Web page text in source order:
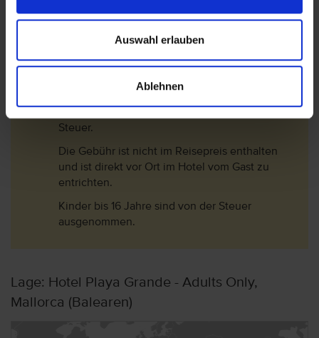
Auswahl erlauben
Ablehnen
4,5* -5,5* Hotel= 4 EUR/Nacht
In der Nebensaison (01.November - 30.April)
Steuer.
Die Gebühr ist nicht im Reisepreis enthalten
und ist direkt vor Ort im Hotel vom Gast zu
entrichten.
Kinder bis 16 Jahre sind von der Steuer
ausgenommen.
Lage: Hotel Playa Grande - Adults Only,
Mallorca (Balearen)